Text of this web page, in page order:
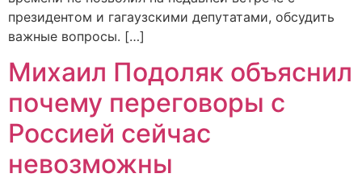
президентом и гагаузскими депутатами, обсудить
важные вопросы. […]
Михаил Подоляк объяснил
почему переговоры с
Россией сейчас
невозможны